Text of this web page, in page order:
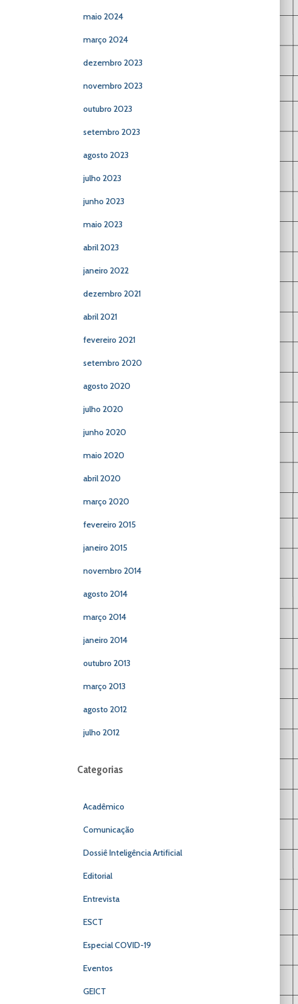
maio 2024
março 2024
dezembro 2023
novembro 2023
outubro 2023
setembro 2023
agosto 2023
julho 2023
junho 2023
maio 2023
abril 2023
janeiro 2022
dezembro 2021
abril 2021
fevereiro 2021
setembro 2020
agosto 2020
julho 2020
junho 2020
maio 2020
abril 2020
março 2020
fevereiro 2015
janeiro 2015
novembro 2014
agosto 2014
março 2014
janeiro 2014
outubro 2013
março 2013
agosto 2012
julho 2012
Categorias
Acadêmico
Comunicação
Dossiê Inteligência Artificial
Editorial
Entrevista
ESCT
Especial COVID-19
Eventos
GEICT